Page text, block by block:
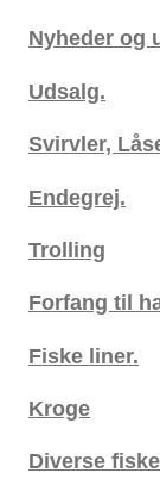
Nyheder og
Udsalg.
Svirvler,
Endegrej.
Trolling
Forfang til
Fiske liner.
Kroge
Diverse